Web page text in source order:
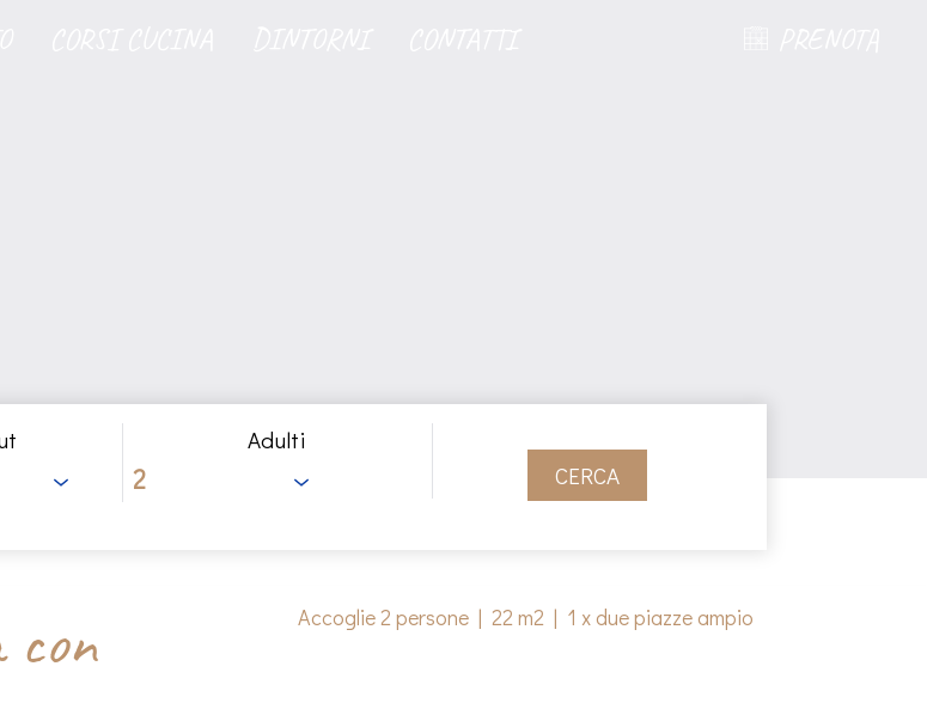
Adulti
CERCA
Accoglie 2 persone | 22 m2 | 1 x due piazze ampio